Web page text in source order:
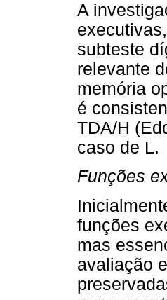
A
subteste
relevante
memória
é
TDA/H
caso de L.
Funções
funções
mas
avaliação